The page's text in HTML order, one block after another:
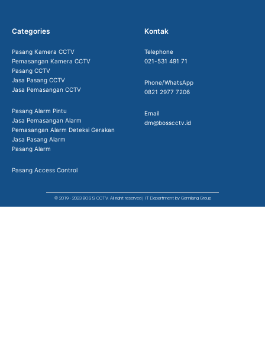
Categories
Pasang Kamera CCTV
Pemasangan Kamera CCTV
Pasang CCTV
Jasa Pasang CCTV
Jasa Pemasangan CCTV
Pasang Alarm Pintu
Jasa Pemasangan Alarm
Pemasangan Alarm Deteksi Gerakan
Jasa Pasang Alarm
Pasang Alarm
Pasang Access Control
Kontak
Telephone
021-531 491 71
Phone/WhatsApp
0821 2977 7206
Email
dm@bosscctv.id
© 2019 - 2023 BOSS CCTV. All right reserved | IT Department by Gemilang Group